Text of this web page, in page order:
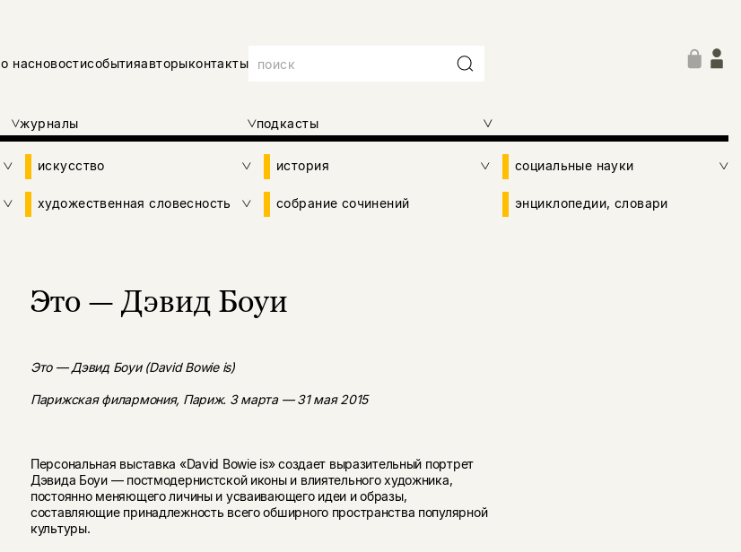
о насновостисобытияавторыконтакты
журналы подкасты
искусство история социальные науки
художественная словесность собрание сочинений энциклопедии, словари
Это — Дэвид Боуи
Это — Дэвид Боуи (David Bowie is)
Парижская филармония, Париж. 3 марта — 31 мая 2015
Персональная выставка «David Bowie is» создает выразительный портрет
Дэвида Боуи — постмодернистской иконы и влиятельного художника,
постоянно меняющего личины и усваивающего идеи и образы,
составляющие принадлежность всего обширного пространства популярной
культуры.